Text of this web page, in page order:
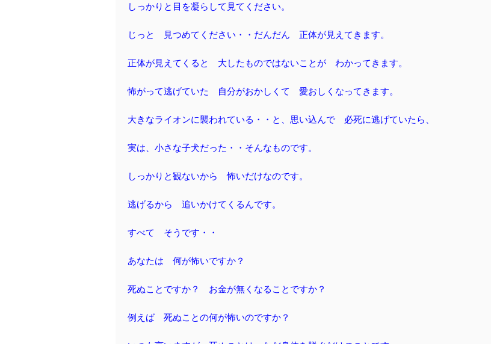
しっかりと目を凝らして見てください。
じっと 見つめてください・・だんだん 正体が見えてきます。
正体が見えてくると 大したものではないことが わかってきます。
怖がって逃げていた 自分がおかしくて 愛おしくなってきます。
大きなライオンに襲われている・・と、思い込んで 必死に逃げていたら、
実は、小さな子犬だった・・そんなものです。
しっかりと観ないから 怖いだけなのです。
逃げるから 追いかけてくるんです。
すべて そうです・・
あなたは 何が怖いですか？
死ぬことですか？ お金が無くなることですか？
例えば 死ぬことの何が怖いのですか？